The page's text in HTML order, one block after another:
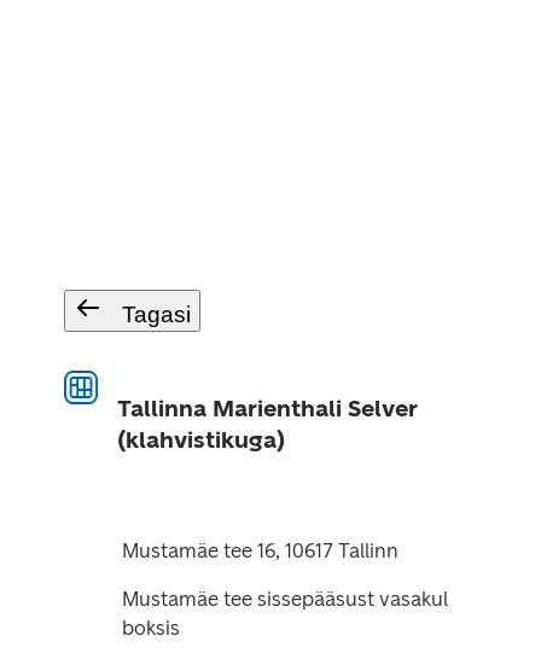
Tagasi
Tallinna Marienthali Selver
(klahvistikuga)
Mustamäe tee 16, 10617 Tallinn
Mustamäe tee sissepääsust vasakul
boksis